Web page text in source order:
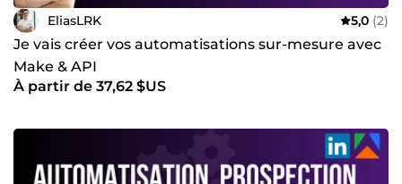
EliasLRK 5,0 (2)
Je vais créer vos automatisations sur-mesure avec
Make & API
À partir de 37,62 $US